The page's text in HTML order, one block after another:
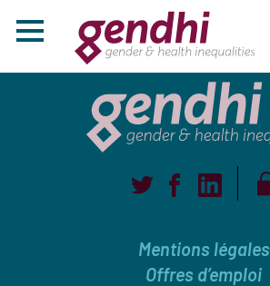
Mentions légales
Offres d’emploi